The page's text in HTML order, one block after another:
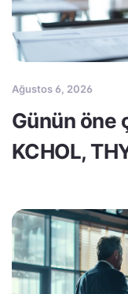
Ağustos 6, 2026
Günün öne
KCHOL,